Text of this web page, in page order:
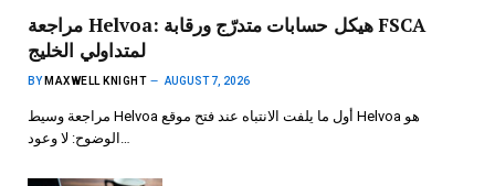
مراجعة Helvoa: هيكل حسابات متدرّج ورقابة FSCA
لمتداولي الخليج
BY MAXWELL KNIGHT AUGUST 7, 2026
مراجعة وسيط Helvoa أول ما يلفت الانتباه عند فتح موقع Helvoa هو
الوضوح: لا وعود…